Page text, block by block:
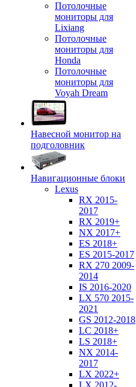
Потолочные
мониторы для
Lixiang
Потолочные
мониторы для
Honda
Потолочные
мониторы для
Voyah Dream
Навесной монитор на
подголовник
Навигационные блоки
Lexus
RX 2015-
2017
RX 2019+
NX 2017+
ES 2018+
ES 2015-2017
RX 270 2009-
2014
IS 2016-2020
LX 570 2015-
2021
GS 2012-2018
LC 2018+
LS 2018+
NX 2014-
2017
LX 2022+
LX 2012-